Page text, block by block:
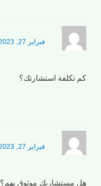
فبراير 27, 2023 الساعة 4:50 ص
كم تكلفة استشارتك؟
فبراير 27, 2023 الساعة 10:40 ص
هل مستشاريك موثوق بهم؟